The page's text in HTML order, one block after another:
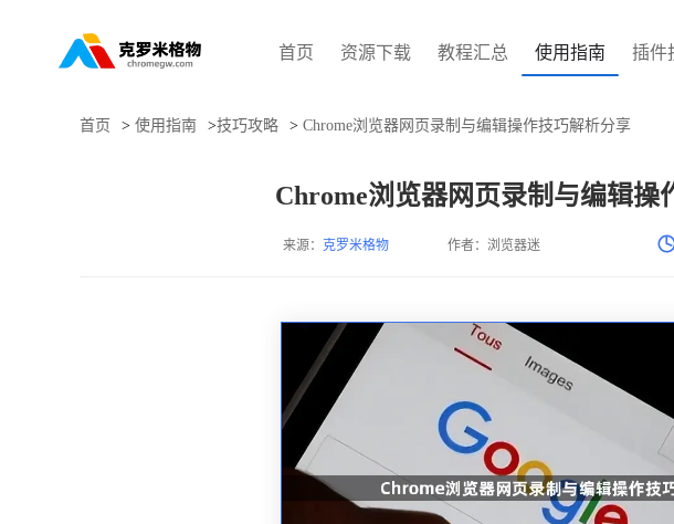
首页 资源下载 教程汇总 使用指南 插件
首页 > 使用指南 >技巧攻略 > Chrome浏览器网页录制与编辑操作技巧解析分享
Chrome浏览器网页录制与编辑操
来源： 克罗米格物 作者：浏览器迷